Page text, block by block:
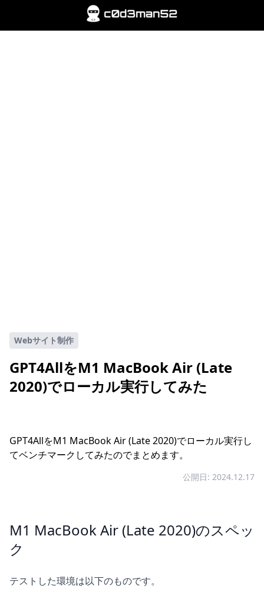
Webサイト制作
GPT4AllをM1 MacBook Air (Late
2020)でローカル実行してみた
GPT4AllをM1 MacBook Air (Late 2020)でローカル実行し
てベンチマークしてみたのでまとめます。
公開日: 2024.12.17
M1 MacBook Air (Late 2020)のスペッ
ク
テストした環境は以下のものです。